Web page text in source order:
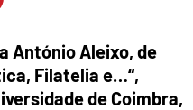
António Aleixo, de
Filatelia e…“,
de Coimbra,